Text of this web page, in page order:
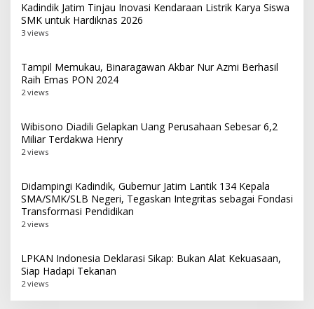
Kadindik Jatim Tinjau Inovasi Kendaraan Listrik Karya Siswa
SMK untuk Hardiknas 2026
3 views
Tampil Memukau, Binaragawan Akbar Nur Azmi Berhasil
Raih Emas PON 2024
2 views
Wibisono Diadili Gelapkan Uang Perusahaan Sebesar 6,2
Miliar Terdakwa Henry
2 views
Didampingi Kadindik, Gubernur Jatim Lantik 134 Kepala
SMA/SMK/SLB Negeri, Tegaskan Integritas sebagai Fondasi
Transformasi Pendidikan
2 views
LPKAN Indonesia Deklarasi Sikap: Bukan Alat Kekuasaan,
Siap Hadapi Tekanan
2 views